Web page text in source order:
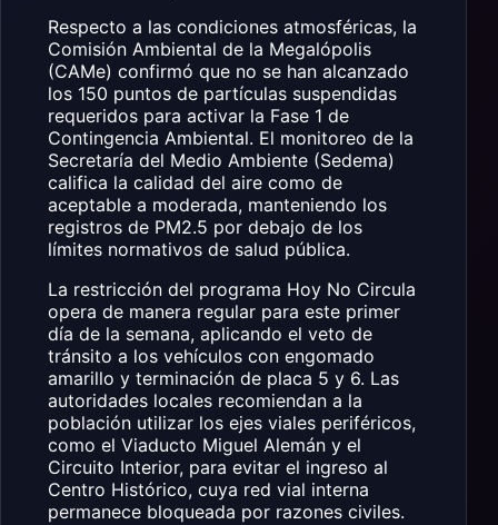
Respecto a las condiciones atmosféricas, la
Comisión Ambiental de la Megalópolis
(CAMe) confirmó que no se han alcanzado
los 150 puntos de partículas suspendidas
requeridos para activar la Fase 1 de
Contingencia Ambiental. El monitoreo de la
Secretaría del Medio Ambiente (Sedema)
califica la calidad del aire como de
aceptable a moderada, manteniendo los
registros de PM2.5 por debajo de los
límites normativos de salud pública.
La restricción del programa Hoy No Circula
opera de manera regular para este primer
día de la semana, aplicando el veto de
tránsito a los vehículos con engomado
amarillo y terminación de placa 5 y 6. Las
autoridades locales recomiendan a la
población utilizar los ejes viales periféricos,
como el Viaducto Miguel Alemán y el
Circuito Interior, para evitar el ingreso al
Centro Histórico, cuya red vial interna
permanece bloqueada por razones civiles.